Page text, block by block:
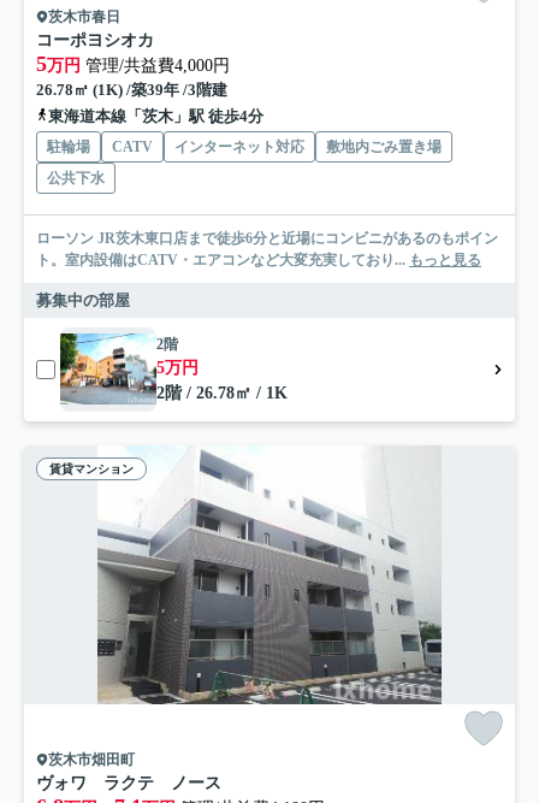
茨木市春日
コーポヨシオカ
5万円 管理/共益費4,000円
26.78㎡ (1K) /築39年 /3階建
東海道本線「茨木」駅 徒歩4分
駐輪場 CATV インターネット対応
敷地内ごみ置き場
公共下水
ローソン JR茨木東口店まで徒歩6分と近場にコンビニがあるのもポイン
ト。室内設備はCATV・エアコンなど大変充実しており... もっと見る
募集中の部屋
2階
5万円
2階 / 26.78㎡ / 1K
賃貸マンション
茨木市畑田町
ヴォワ ラクテ ノース